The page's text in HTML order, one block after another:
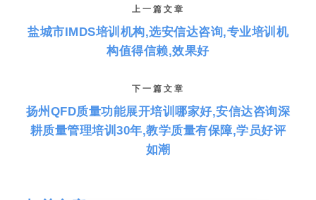
上一篇文章
盐城市IMDS培训机构,选安信达咨询,专业培训机
构值得信赖,效果好
下一篇文章
扬州QFD质量功能展开培训哪家好,安信达咨询深
耕质量管理培训30年,教学质量有保障,学员好评
如潮